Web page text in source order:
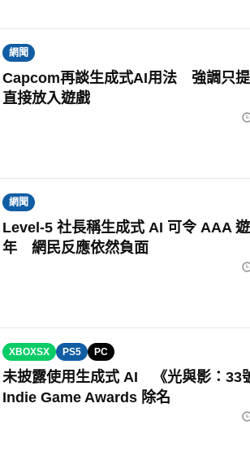
網聞
Capcom再談生成式AI用法 強調只
直接放入遊戲
網聞
Level-5 社長稱生成式 AI 可令 AAA
年 網民反應依然負面
XBOXSX PS5 PC
未披露使用生成式 AI 《光與影：33
Indie Game Awards 除名